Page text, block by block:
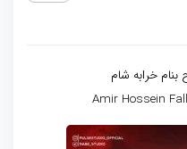
خرابه شام
Amir Hossein